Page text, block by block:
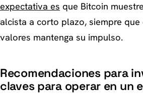
expectativa es que Bitcoin
alcista a corto plazo, siempre
valores mantenga su impulso.
Recomendaciones para
claves para operar en un